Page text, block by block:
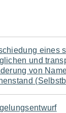
eines
und
von